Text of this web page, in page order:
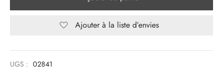
Ajouter à la liste d’envies
UGS : 02841